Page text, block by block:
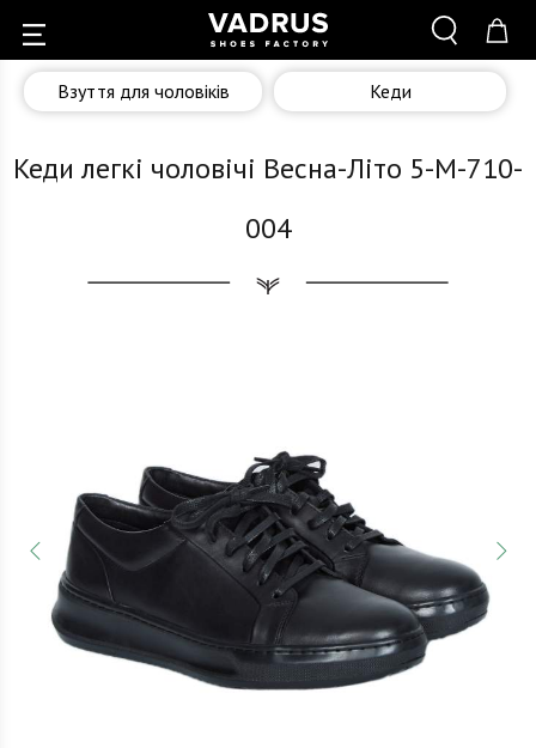
Взуття для чоловіків Кеди
Кеди легкі чоловічі Весна-Літо 5-M-710-
004